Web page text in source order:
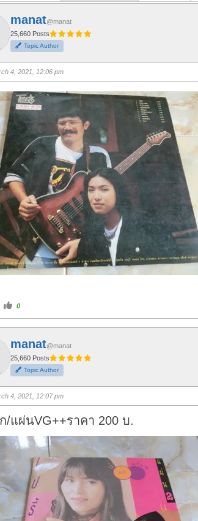
manat@manat
25,660 Posts
Topic Author
4, 2021, 12:06 pm
C
i
o
t
h
u
m
u
p
0
manat@manat
25,660 Posts
Topic Author
4, 2021, 12:07 pm
/แผ่นVG++ราคา 200 บ.